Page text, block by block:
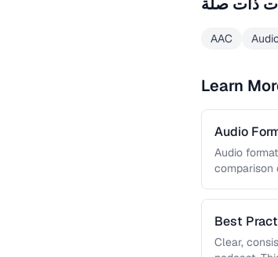
AAC
Learn
Audio
Audio
comparison
Best
Clear,